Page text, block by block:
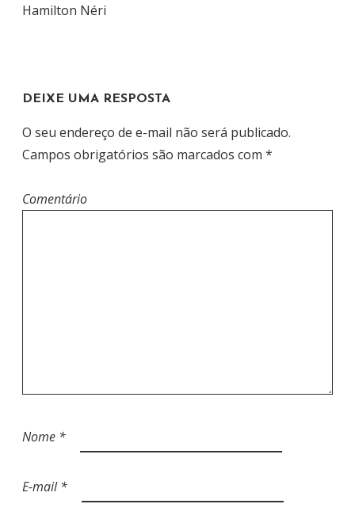
Hamilton Néri
DEIXE UMA RESPOSTA
O seu endereço de e-mail não será publicado.
Campos obrigatórios são marcados com *
Comentário
Nome *
E-mail*